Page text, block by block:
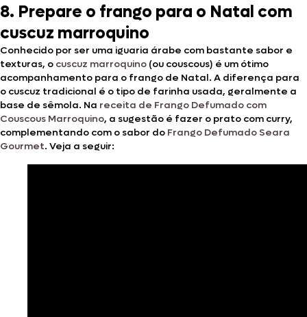
8. Prepare o frango para o Natal com
cuscuz marroquino
Conhecido por ser uma iguaria árabe com bastante sabor e
texturas, o cuscuz marroquino (ou couscous) é um ótimo
acompanhamento para o frango de Natal. A diferença para
o cuscuz tradicional é o tipo de farinha usada, geralmente a
base de sêmola. Na receita de Frango Defumado com
Couscous Marroquino, a sugestão é fazer o prato com curry,
complementando com o sabor do Frango Defumado Seara
Gourmet. Veja a seguir: